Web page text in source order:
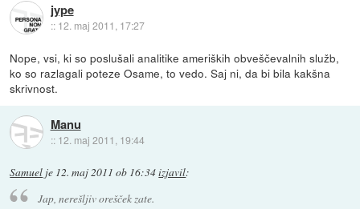
jype
:: 12. maj 2011, 17:27
Nope, vsi, ki so poslušali analitike ameriških obveščevalnih služb,
ko so razlagali poteze Osame, to vedo. Saj ni, da bi bila kakšna
skrivnost.
Manu
:: 12. maj 2011, 19:44
Samuel je 12. maj 2011 ob 16:34izjavil:
Jap, nerešljiv orešček zate.